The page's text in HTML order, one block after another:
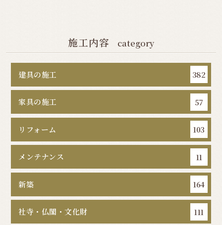
施工内容 category
建具の施工 382
家具の施工 57
リフォーム 103
メンテナンス 11
新築 164
社寺・仏閣・文化財 111